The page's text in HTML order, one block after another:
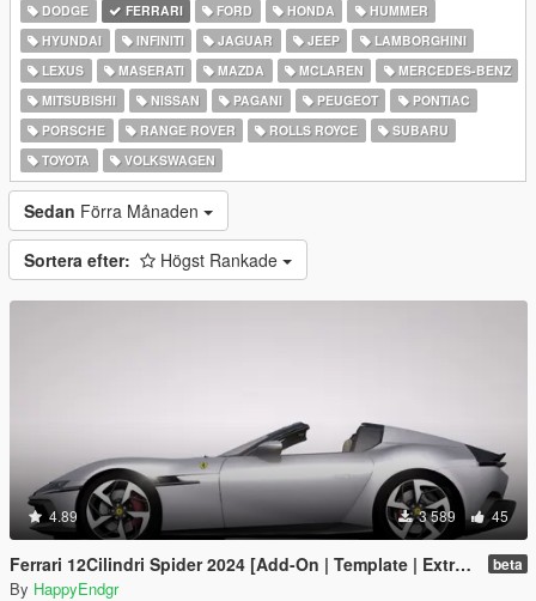
DODGE
FERRARI FORD HONDA
HUMMER
HYUNDAI
INFINITI JAGUAR JEEP
LAMBORGHINI
LEXUS
MASERATI MAZDA MCLAREN
MERCEDES-BENZ
MITSUBISHI
NISSAN PAGANI PEUGEOT
PONTIAC
PORSCHE
RANGE ROVER ROLLS ROYCE
SUBARU
TOYOTA
VOLKSWAGEN
Sedan Förra Månaden
Sortera efter: Högst Rankade
4.89 3 589 45
Ferrari 12Cilindri Spider 2024 [Add-On | Template | Extras] beta
By HappyEndgr